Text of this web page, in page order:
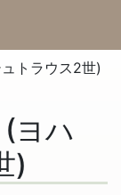
トラウス2世)
ヨハ
)